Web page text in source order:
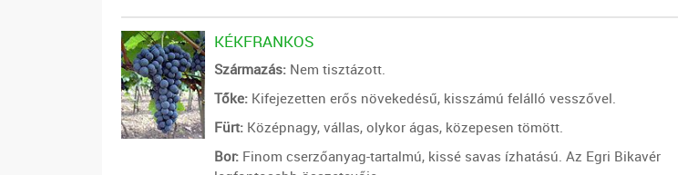
KÉKFRANKOS
Származás:Nem tisztázott.
Tőke:Kifejezetten erős növekedésű, kisszámú felálló vesszővel.
Fürt:Középnagy, vállas, olykor ágas, közepesen tömött.
Bor:Finom cserzőanyag-tartalmú, kissé savas ízhatású. Az Egri Bikavér